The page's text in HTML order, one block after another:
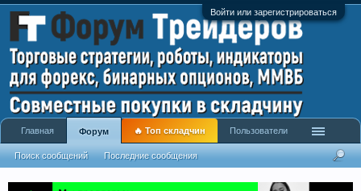
Войти или зарегистрироваться
Главная Форум
Поиск сообщений Последние сообщения
🔥 Топ складчин Пользователи